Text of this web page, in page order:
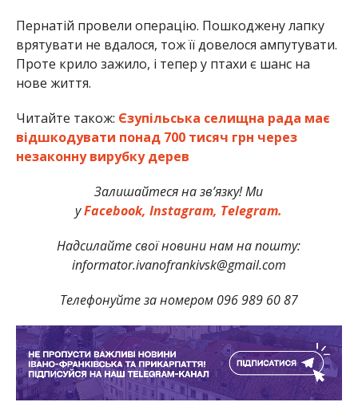
Пернатій провели операцію. Пошкоджену лапку
врятувати не вдалося, тож її довелося ампутувати.
Проте крило зажило, і тепер у птахи є шанс на
нове життя.
Читайте також: Єзупільська селищна рада має
відшкодувати понад 700 тисяч грн через
незаконну вирубку дерев
Залишайтеся на зв’язку! Ми
уFacebook, Instagram, Telegram.
Надсилайте свої новини нам на пошту:
informator.ivanofrankivsk@gmail.com
Телефонуйте за номером 096 989 60 87